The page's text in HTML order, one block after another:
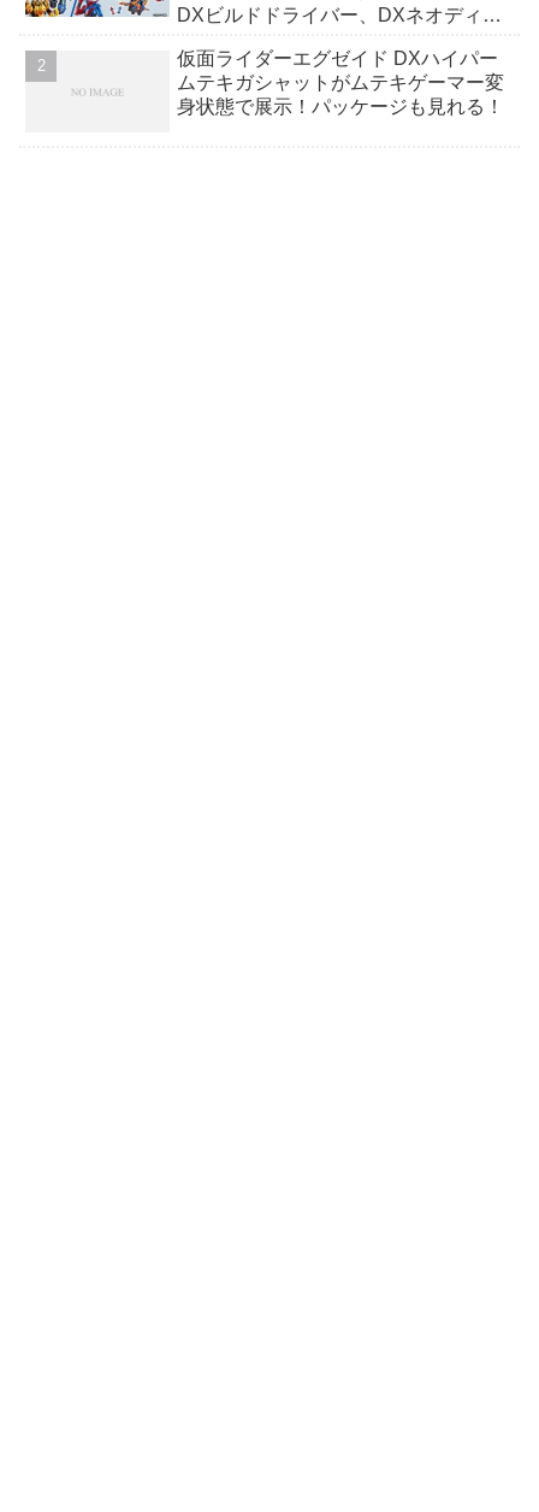
DXビルドドライバー、DXネオディケ
か12点！
仮面ライダーエグゼイド DXハイパー
ムテキガシャットがムテキゲーマー変
身状態で展示！パッケージも見れる！